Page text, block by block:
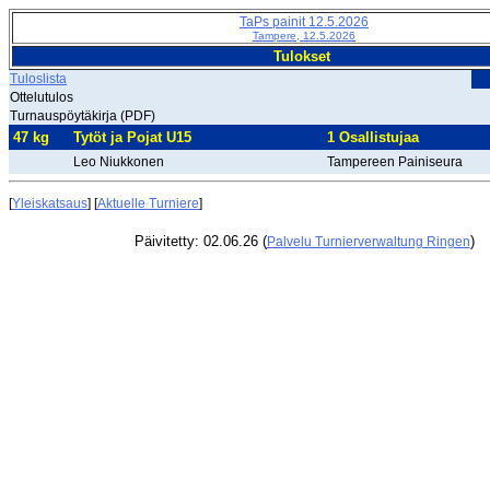
TaPs painit 12.5.2026
Tampere, 12.5.2026
Tulokset
Tuloslista
Ottelutulos
Turnauspöytäkirja (PDF)
47 kg Tytöt ja Pojat U15 1 Osallistujaa
Leo Niukkonen Tampereen Painiseura
[Yleiskatsaus] [Aktuelle Turniere]
Päivitetty: 02.06.26 (Palvelu Turnierverwaltung Ringen)